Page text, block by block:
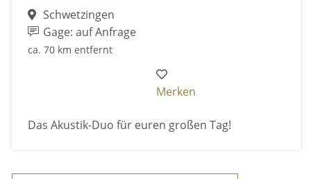
Schwetzingen
Gage: auf Anfrage
ca. 70 km entfernt
Merken
Das Akustik-Duo für euren großen Tag!